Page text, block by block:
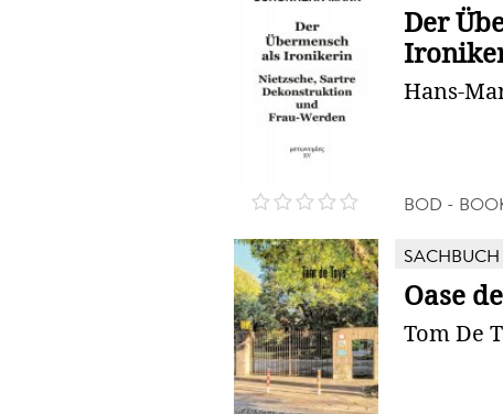
Der
Hans-
BOD -
SACHBUCH
Oase
Tom De